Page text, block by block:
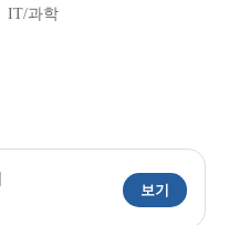
IT/과학
보기